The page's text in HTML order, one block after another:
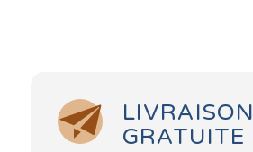
LIVRAISON
GRATUITE